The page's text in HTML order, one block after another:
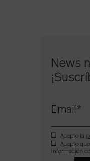
News
Email *
Acepto la
Acepto
información